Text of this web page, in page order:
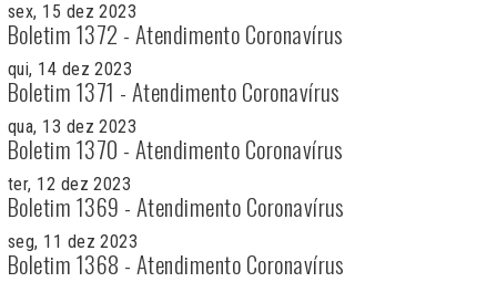
sex, 15 dez 2023
Boletim 1372 - Atendimento Coronavírus
qui, 14 dez 2023
Boletim 1371 - Atendimento Coronavírus
qua, 13 dez 2023
Boletim 1370 - Atendimento Coronavírus
ter, 12 dez 2023
Boletim 1369 - Atendimento Coronavírus
seg, 11 dez 2023
Boletim 1368 - Atendimento Coronavírus